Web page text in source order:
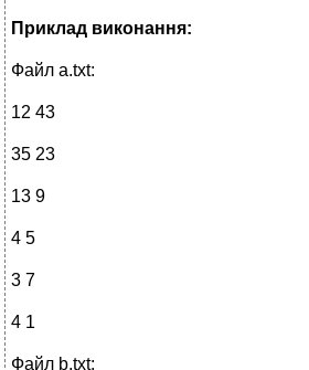
Приклад виконання:
Файл a.txt:
12 43
35 23
13 9
4 5
3 7
4 1
Файл b.txt: